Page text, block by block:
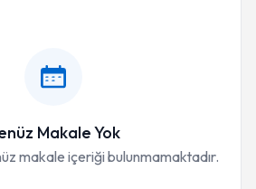
Makale Yok
makale içeriği bulunmamaktadır.